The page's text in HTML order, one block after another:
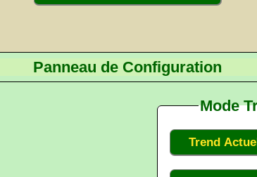
Panneau de Configuration
Mode
Trend Actuel